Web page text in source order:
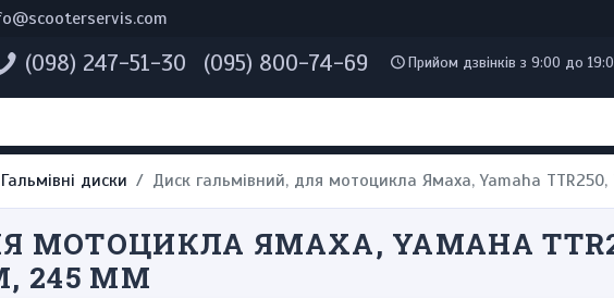
(098) 247-51-30 (095) 800-74-69 Прийом дзвінків з 9:00 до
Гальмівні диски Диск гальмівний, для мотоцикла Ямаха, Yamaha
ЯМАХА, YAMAHA
245 ММ